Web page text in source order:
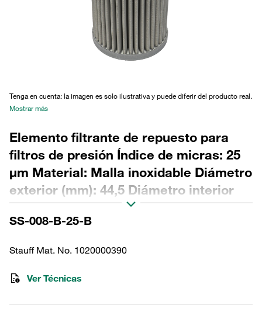
Tenga en cuenta: la imagen es solo ilustrativa y puede diferir del producto real.
Mostrar más
Elemento filtrante de repuesto para
filtros de presión Índice de micras: 25
µm Material: Malla inoxidable Diámetro
exterior (mm): 44,5 Diámetro interior
(mm): 18,2 Longitud (mm): 84 Sellado:
NBR, relación β >2
SS-008-B-25-B
Stauff Mat. No. 1020000390
Ver Técnicas